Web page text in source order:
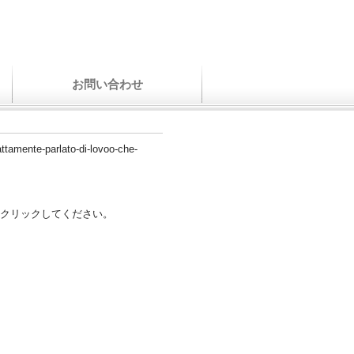
お問い合わせ
parlato-di-lovoo-che-
リックしてください。